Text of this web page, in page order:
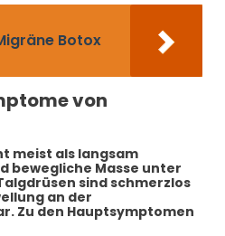
Botox
von
meist als langsam
bewegliche Masse unter
sind schmerzlos
an der
Zu den Hauptsymptomen